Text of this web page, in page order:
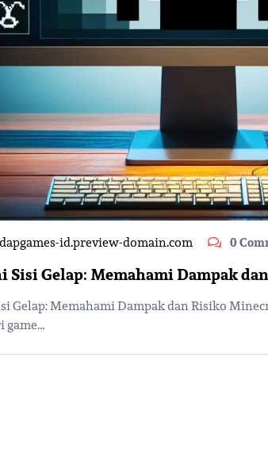
id.preview-domain.com 0
Sisi Gelap: Memahami Dampak
Gelap: Memahami Dampak dan Risiko
game…